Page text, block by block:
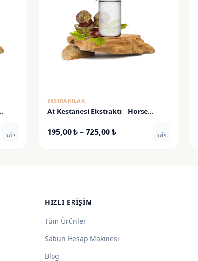
visibility
EKSTRAKTLAR
At Kestanesi Ekstraktı - Horse
195,00₺–725,00₺Fiyat
visibility
HIZLI ERIŞIM
Tüm Ürünler
Sabun Hesap Makinesi
Blog